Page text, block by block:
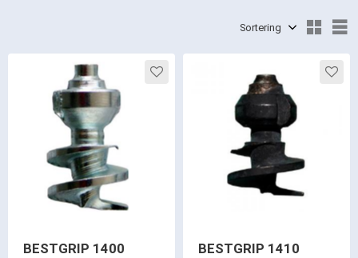
BESTGRIP 1400
Lägg till i favoriter
BESTGRIP 1410